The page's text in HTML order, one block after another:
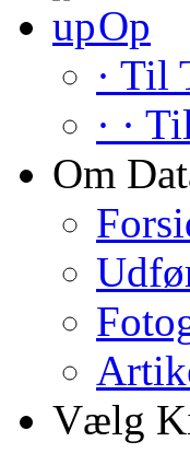
Op
· Til
· ·
Om
Vælg